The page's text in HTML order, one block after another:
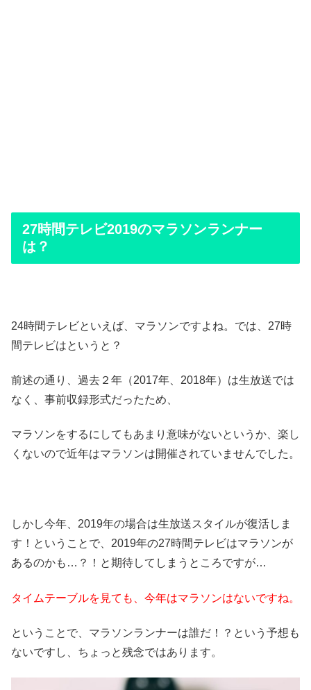
27時間テレビ2019のマラソンランナー
は？
24時間テレビといえば、マラソンですよね。では、27時
間テレビはというと？
前述の通り、過去２年（2017年、2018年）は生放送では
なく、事前収録形式だったため、
マラソンをするにしてもあまり意味がないというか、楽し
くないので近年はマラソンは開催されていませんでした。
しかし今年、2019年の場合は生放送スタイルが復活しま
す！ということで、2019年の27時間テレビはマラソンが
あるのかも…？！と期待してしまうところですが…
タイムテーブルを見ても、今年はマラソンはないですね。
ということで、マラソンランナーは誰だ！？という予想も
ないですし、ちょっと残念ではあります。